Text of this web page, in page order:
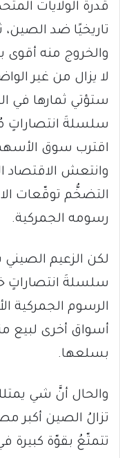
قدرة الولايات
تاريخيًا ضد الصين،
والخروج منه
لا يزال من غير
ستؤتي ثمارها في
سلسلةَ انتصاراتٍ
اقترب سوق
وانتعش الاقتصاد
التضخُّم توقّعات
رسومه الجمركية.
لكن الزعيم
سلسلةَ انتصاراتٍ
الرسوم الجمركية
أسواق أخرى لبيع
بسلعها.
والحال أنَّ شي
تزالُ الصين أكبر
تتمتّعُ بقوّة كبيرة